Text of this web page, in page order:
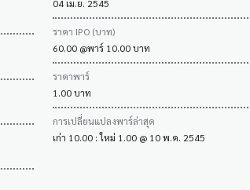
04 เม.ย. 2545
ราคา IPO (บาท)
60.00 @พาร์ 10.00 บาท
ราคาพาร์
1.00 บาท
การเปลี่ยนแปลงพาร์ล่าสุด
เก่า 10.00 : ใหม่ 1.00 @ 10 พ.ค. 2545